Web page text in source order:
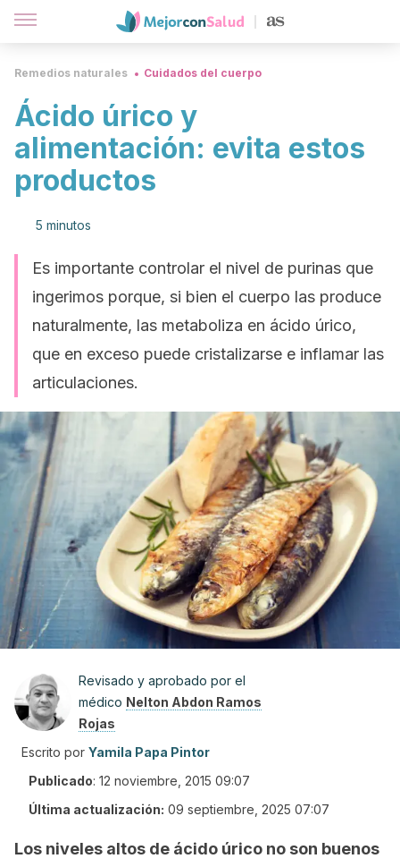
Remedios naturales Cuidados del cuerpo
Ácido úrico y
alimentación: evita estos
productos
5 minutos
Es importante controlar el nivel de purinas que
ingerimos porque, si bien el cuerpo las produce
naturalmente, las metaboliza en ácido úrico,
que en exceso puede cristalizarse e inflamar las
articulaciones.
Revisado y aprobado por el
médico Nelton Abdon Ramos
Rojas
Escrito por Yamila Papa Pintor
Publicado: 12 noviembre, 2015 09:07
Última actualización: 09 septiembre, 2025 07:07
Los niveles altos de ácido úrico no son buenos